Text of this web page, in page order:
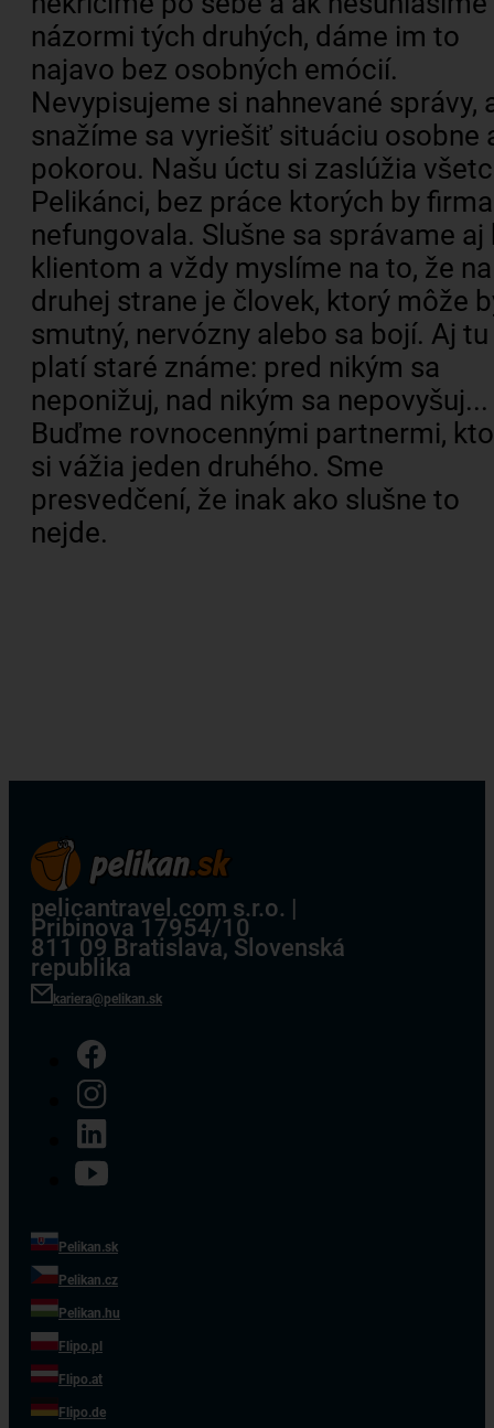
názormi tých druhých, dáme im to
najavo bez osobných emócií.
Nevypisujeme si nahnevané správy,
snažíme sa vyriešiť situáciu osobne
pokorou. Našu úctu si zaslúžia
Pelikánci, bez práce ktorých by firma
nefungovala. Slušne sa správame aj
klientom a vždy myslíme na to, že na
druhej strane je človek, ktorý môže
smutný, nervózny alebo sa bojí. Aj tu
platí staré známe: pred nikým sa
neponižuj, nad nikým sa nepovyšuj...
Buďme rovnocennými partnermi,
si vážia jeden druhého. Sme
presvedčení, že inak ako slušne to
nejde.
pelicantravel.com s.r.o. |
Pribinova 17954/10
811 09 Bratislava, Slovenská
republika
kariera@pelikan.sk
Pelikan.sk
Pelikan.cz
Pelikan.hu
Flipo.pl
Flipo.at
Flipo.de